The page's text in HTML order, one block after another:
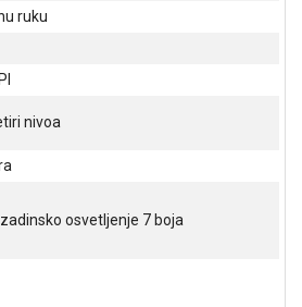
ruku
nivoa
osvetljenje 7 boja